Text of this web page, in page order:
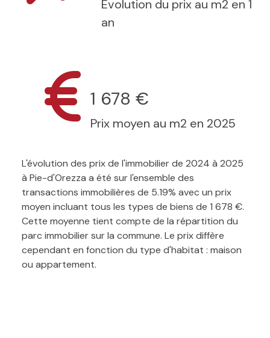
Evolution du prix au m2 en 1
an
1 678 €
Prix moyen au m2 en 2025
L'évolution des prix de l'immobilier de 2024 à 2025
à Pie-d'Orezza a été sur l'ensemble des
transactions immobilières de 5.19% avec un prix
moyen incluant tous les types de biens de 1 678 €.
Cette moyenne tient compte de la répartition du
parc immobilier sur la commune. Le prix diffère
cependant en fonction du type d'habitat : maison
ou appartement.